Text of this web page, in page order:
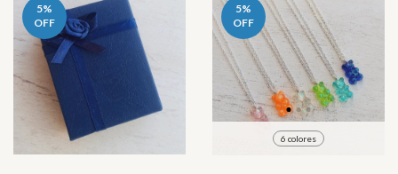
5%
OFF
5%
OFF
6 colores